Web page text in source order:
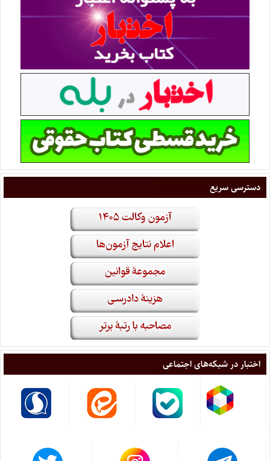
دسترسی سریع
اختبار در شبکه‌های اجتماعی